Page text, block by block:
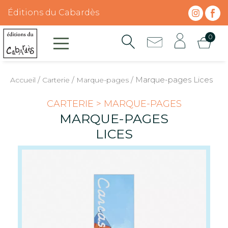
Skip
content
Éditions du Cabardès
0
Accueil / Carterie / Marque-pages / Marque-pages Lices
CARTERIE > MARQUE-PAGES
MARQUE-PAGES
LICES
Panneau de gestion des cookies